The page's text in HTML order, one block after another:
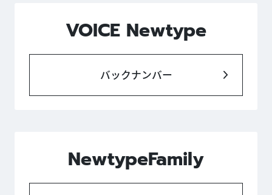
VOICE Newtype
バックナンバー
NewtypeFamily